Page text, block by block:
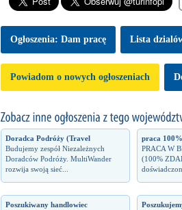
Ogłoszenia: Dam pracę Lista
Powiadom o nowych ogłoszeniach
Doradca Podróży (Travel
Budujemy zespół Niezależnych
Doradców Podróży. MultiWander
rozwija swoją sieć...
praca
PRACA W
(100%
Poszukiwany handlowiec